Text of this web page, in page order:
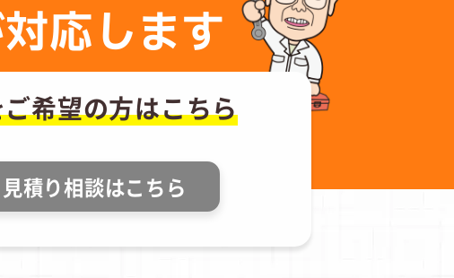
応します
希望の方はこちら
見積り相談はこちら